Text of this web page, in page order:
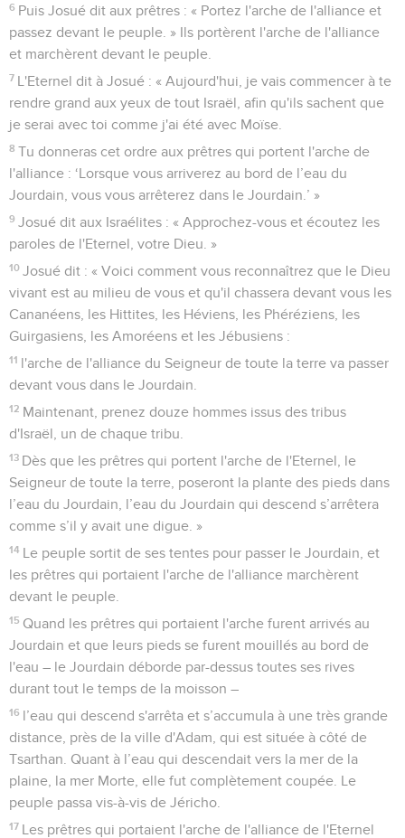
6 Puis Josué dit aux prêtres : « Portez l'arche de l'alliance et
passez devant le peuple. » Ils portèrent l'arche de l'alliance
et marchèrent devant le peuple.
7 L'Eternel dit à Josué : « Aujourd'hui, je vais commencer à te
rendre grand aux yeux de tout Israël, afin qu'ils sachent que
je serai avec toi comme j'ai été avec Moïse.
8 Tu donneras cet ordre aux prêtres qui portent l'arche de
l'alliance : ‘Lorsque vous arriverez au bord de l’eau du
Jourdain, vous vous arrêterez dans le Jourdain.’ »
9 Josué dit aux Israélites : « Approchez-vous et écoutez les
paroles de l'Eternel, votre Dieu. »
10 Josué dit : « Voici comment vous reconnaîtrez que le Dieu
vivant est au milieu de vous et qu'il chassera devant vous les
Cananéens, les Hittites, les Héviens, les Phéréziens, les
Guirgasiens, les Amoréens et les Jébusiens :
11 l'arche de l'alliance du Seigneur de toute la terre va passer
devant vous dans le Jourdain.
12 Maintenant, prenez douze hommes issus des tribus
d'Israël, un de chaque tribu.
13 Dès que les prêtres qui portent l'arche de l'Eternel, le
Seigneur de toute la terre, poseront la plante des pieds dans
l’eau du Jourdain, l’eau du Jourdain qui descend s’arrêtera
comme s’il y avait une digue. »
14 Le peuple sortit de ses tentes pour passer le Jourdain, et
les prêtres qui portaient l'arche de l'alliance marchèrent
devant le peuple.
15 Quand les prêtres qui portaient l'arche furent arrivés au
Jourdain et que leurs pieds se furent mouillés au bord de
l'eau – le Jourdain déborde par-dessus toutes ses rives
durant tout le temps de la moisson –
16 l’eau qui descend s'arrêta et s’accumula à une très grande
distance, près de la ville d'Adam, qui est située à côté de
Tsarthan. Quant à l’eau qui descendait vers la mer de la
plaine, la mer Morte, elle fut complètement coupée. Le
peuple passa vis-à-vis de Jéricho.
17 Les prêtres qui portaient l'arche de l'alliance de l'Eternel